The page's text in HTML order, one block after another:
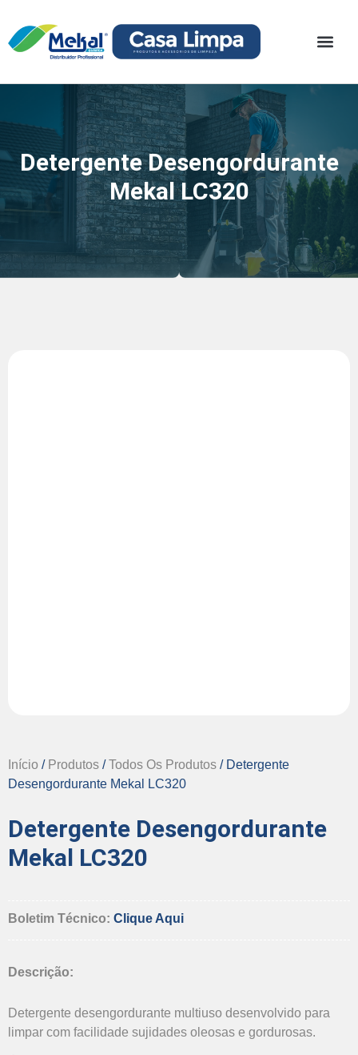
Detergente Desengordurante
Mekal LC320
Início / Produtos /Todos Os Produtos / Detergente
Desengordurante Mekal LC320
Detergente Desengordurante
Mekal LC320
Boletim Técnico: Clique Aqui
Descrição:
Detergente desengordurante multiuso desenvolvido para
limpar com facilidade sujidades oleosas e gordurosas.